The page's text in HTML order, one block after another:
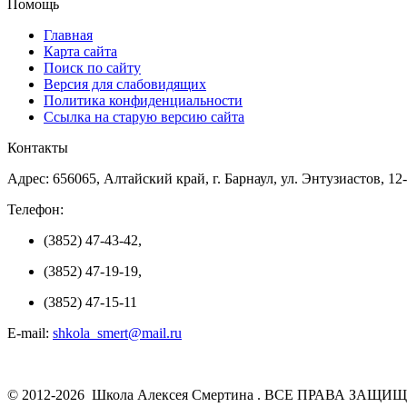
Помощь
Главная
Карта сайта
Поиск по сайту
Версия для слабовидящих
Политика конфиденциальности
Ссылка на старую версию сайта
Контакты
Адрес: 656065, Алтайский край, г. Барнаул, ул. Энтузиастов,
Телефон:
(3852) 47-43-42,
(3852) 47-19-19,
(3852) 47-15-11
E-mail: shkola_smert@mail.ru
© 2012-2026 Школа Алексея Смертина . ВСЕ ПРАВА